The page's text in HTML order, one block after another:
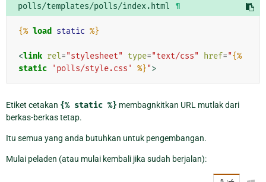
polls/templates/polls/index.html ¶
{% load static %}
<link rel="stylesheet" type="text/css" href="{%
static
'polls/style.css' %}">
Etiket cetakan {% static %} membagnkitkan URL mutlak dari
berkas-berkas tetap.
Itu semua yang anda butuhkan untuk pengembangan.
Mulai peladen (atau mulai kembali jika sudah berjalan):